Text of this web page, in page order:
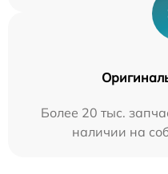
Более 20 тыс.
наличии на